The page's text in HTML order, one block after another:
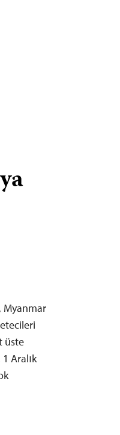
Myanmar
üste
Aralık